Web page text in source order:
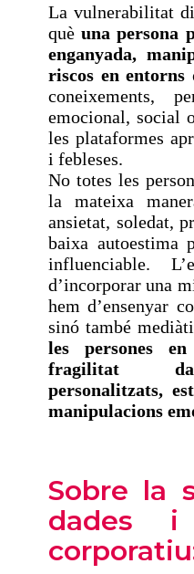
La vulnerabilitat
què una persona
enganyada,
riscos en entorns
coneixements,
emocional, social
les plataformes
i febleses.
No totes les
la mateixa
ansietat, soledat,
baixa autoestima
influenciable.
d’incorporar una
hem d’ensenyar
sinó també
les persones
fragilitat
personalitzats,
manipulacions
Sobre la
dades